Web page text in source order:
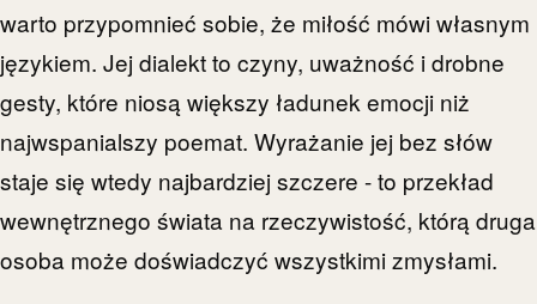
warto przypomnieć sobie, że miłość mówi własnym
językiem. Jej dialekt to czyny, uważność i drobne
gesty, które niosą większy ładunek emocji niż
najwspanialszy poemat. Wyrażanie jej bez słów
staje się wtedy najbardziej szczere - to przekład
wewnętrznego świata na rzeczywistość, którą druga
osoba może doświadczyć wszystkimi zmysłami.